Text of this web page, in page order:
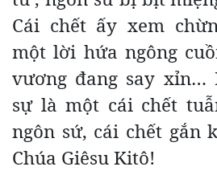
Cái chết ấy xem
một lời hứa ngông
vương đang say xỉn…
sự là một cái chết
ngôn sứ, cái chết gắn
Chúa Giêsu Kitô!